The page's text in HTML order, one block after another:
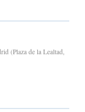
(Plaza de la Lealtad,